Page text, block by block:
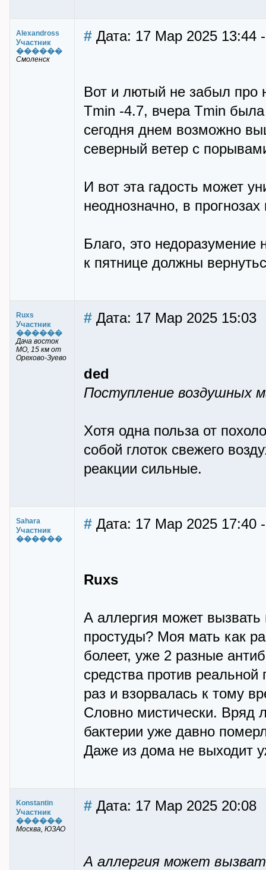
Alexandross
Участник
������
Смоленск
# Дата: 17 Мар 2025 13:44
Вот и лютый не забыл про
Tmin -4.7, вчера Tmin
сегодня днем возможно
северный ветер с
И вот эта гадость может
неоднозначно, в
Благо, это недоразумение
к пятнице должны
Ruxs
Участник
������
Дача восток
МО, 15 км от
Орехово-Зуево
# Дата: 17 Мар 2025 15:03
ded
Поступление воздушных
Хотя одна польза от
собой глоток свежего
реакции сильные.
Sahara
Участник
������
# Дата: 17 Мар 2025 17:40
Ruxs
А аллергия может
простуды? Моя мать как
болеет, уже 2 разные
средства против
раз и взорвалась к тому
Словно мистически. Вряд
бактерии уже давно
Даже из дома не выходит
Konstantin
Участник
������
Москва, ЮЗАО
# Дата: 17 Мар 2025 20:08
А аллергия может